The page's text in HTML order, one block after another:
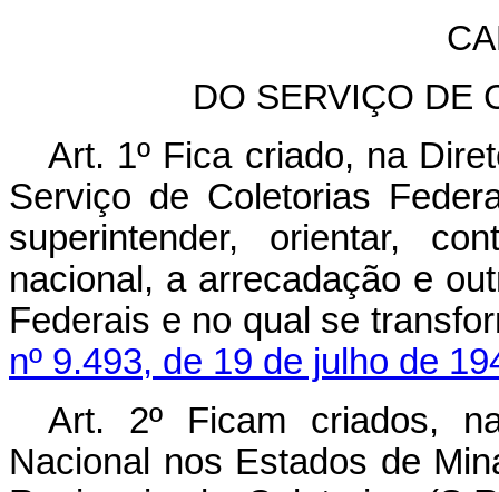
DO SERVIÇO DE
Art. 1º Fica criado, na
Serviço de Coletorias
superintender, orientar,
nacional, a arrecadação e
Federais e no qual se
nº 9.493, de 19 de julho de
Art. 2º Ficam criados,
Nacional nos Estados de